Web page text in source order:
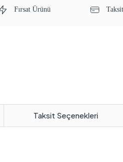
Fırsat Ürünü
Taksit Seçenekleri